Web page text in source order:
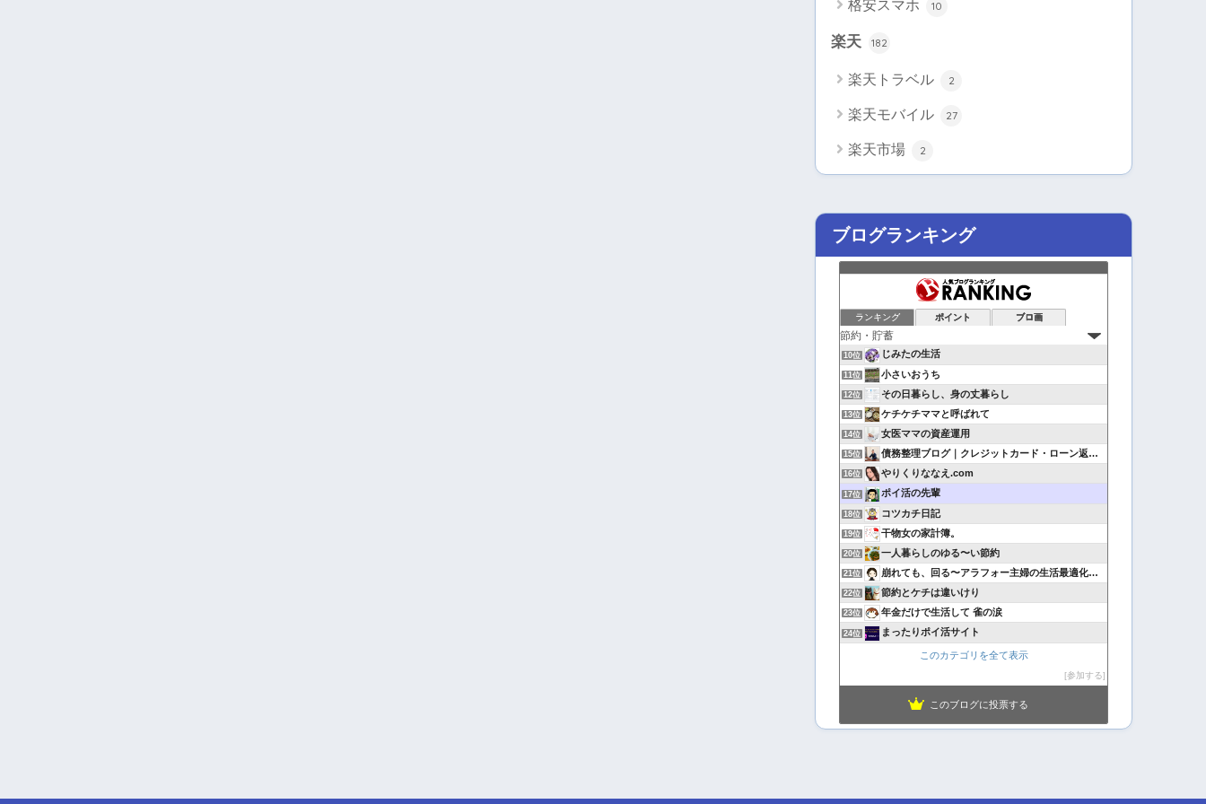
格安スマホ 10
楽天 182
楽天トラベル 2
楽天モバイル 27
楽天市場 2
ブログランキング
ランキング ポイント ブロ画
10位 じみたの生活
11位 小さいおうち
12位 その日暮らし、身の丈暮らし
13位 ケチケチママと呼ばれて
14位 女医ママの資産運用
15位 債務整理ブログ｜クレジットカード・ローン返済で悩んでいる方へ
16位 やりくりななえ.com
17位 ポイ活の先輩
18位 コツカチ日記
19位 干物女の家計簿。
20位 一人暮らしのゆる〜い節約
21位 崩れても、回る〜アラフォー主婦の生活最適化日記
22位 節約とケチは違いけり
23位 年金だけで生活して 雀の涙
24位 まったりポイ活サイト
このカテゴリを全て表示
参加する
このブログに投票する